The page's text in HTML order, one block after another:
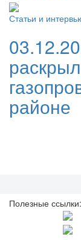
Статьи и
районе
Полезные ссылки: